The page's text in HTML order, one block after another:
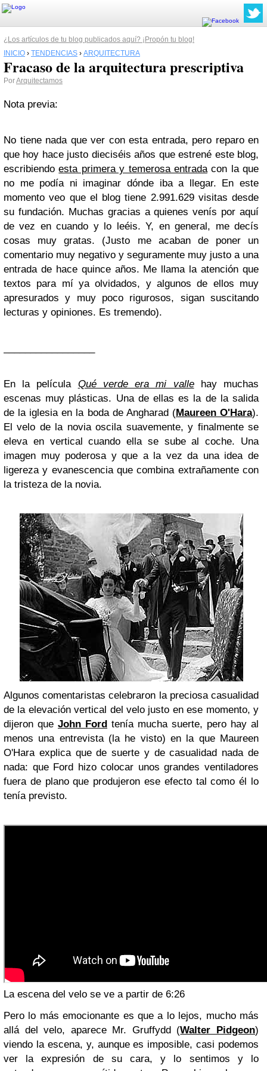
¿Los artículos de tu blog publicados aquí? ¡Propón tu blog!
INICIO › TENDENCIAS › ARQUITECTURA
Fracaso de la arquitectura prescriptiva
PorArquitectamos
Nota previa:
No tiene nada que ver con esta entrada, pero reparo en
que hoy hace justo dieciséis años que estrené este blog,
escribiendoesta primera y temerosa entradacon la que
no me podía ni imaginar dónde iba a llegar. En este
momento veo que el blog tiene 2.991.629 visitas desde
su fundación. Muchas gracias a quienes venís por aquí
de vez en cuando y lo leéis. Y, en general, me decís
cosas muy gratas. (Justo me acaban de poner un
comentario muy negativo y seguramente muy justo a una
entrada de hace quince años. Me llama la atención que
textos para mí ya olvidados, y algunos de ellos muy
apresurados y muy poco rigurosos, sigan suscitando
lecturas y opiniones. Es tremendo).
En la película Qué verde era mi vallehay muchas
escenas muy plásticas. Una de ellas es la de la salida
de la iglesia en la boda de Angharad (Maureen O'Hara).
El velo de la novia oscila suavemente, y finalmente se
eleva en vertical cuando ella se sube al coche. Una
imagen muy poderosa y que a la vez da una idea de
ligereza y evanescencia que combina extrañamente con
la tristeza de la novia.
Algunos comentaristas celebraron la preciosa casualidad
de la elevación vertical del velo justo en ese momento, y
dijeron que John Ford tenía mucha suerte, pero hay al
menos una entrevista (la he visto) en la que Maureen
O'Hara explica que de suerte y de casualidad nada de
nada: que Ford hizo colocar unos grandes ventiladores
fuera de plano que produjeron ese efecto tal como él lo
tenía previsto.
La escena del velo se ve a partir de 6:26
Pero lo más emocionante es que a lo lejos, mucho más
allá del velo, aparece Mr. Gruffydd (Walter Pidgeon)
viendo la escena, y, aunque es imposible, casi podemos
ver la expresión de su cara, y lo sentimos y lo